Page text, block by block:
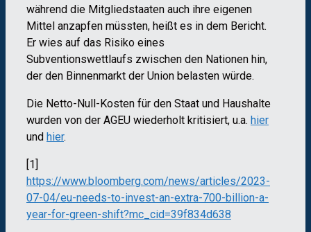
während die Mitgliedstaaten auch ihre eigenen
Mittel anzapfen müssten, heißt es in dem Bericht.
Er wies auf das Risiko eines
Subventionswettlaufs zwischen den Nationen hin,
der den Binnenmarkt der Union belasten würde.
Die Netto-Null-Kosten für den Staat und Haushalte
wurden von der AGEU wiederholt kritisiert, u.a. hier
und hier.
[1]
https://www.bloomberg.com/news/articles/2023-
07-04/eu-needs-to-invest-an-extra-700-billion-a-
year-for-green-shift?mc_cid=39f834d638